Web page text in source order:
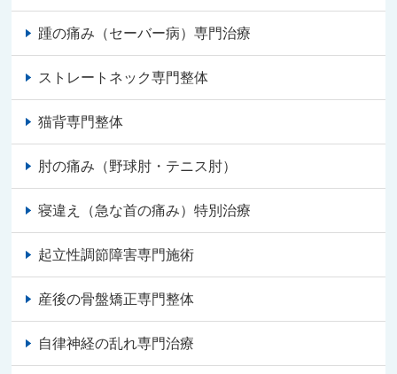
踵の痛み（セーバー病）専門治療
ストレートネック専門整体
猫背専門整体
肘の痛み（野球肘・テニス肘）
寝違え（急な首の痛み）特別治療
起立性調節障害専門施術
産後の骨盤矯正専門整体
自律神経の乱れ専門治療